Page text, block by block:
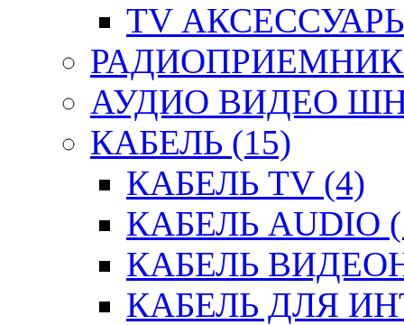
TV
АУДИО ВИДЕО
КАБЕЛЬ (15)
КАБЕЛЬ TV (4)
КАБЕЛЬ AUDIO
КАБЕЛЬ
КАБЕЛЬ ДЛЯ